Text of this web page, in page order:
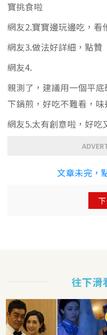
寶挑食啦
網友2.寶寶邊玩邊吃，看
網友3.做法好詳細，點贊
網友4.
親測了，建議用一個平
下鍋煎，好吃不難看，
網友5.太有創意啦，好吃
文章未完，
往下滑